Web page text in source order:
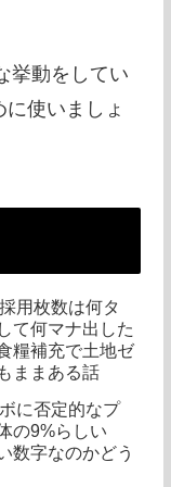
挙動をしてい
使いましょ
用枚数は何タ
て何マナ出した
糧補充で土地ゼ
ままある話
に否定的なプ
の9%らしい
数字なのかどう